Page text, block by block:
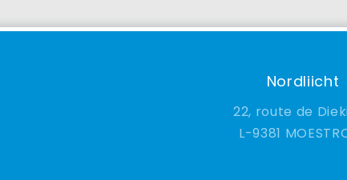
Nordliicht
22, route de
9381